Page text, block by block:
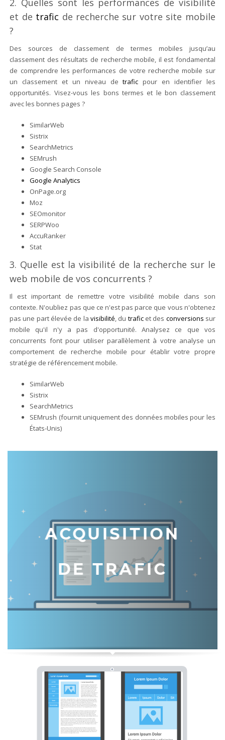
et de trafic de recherche sur votre site mobile
?
Des sources de classement de termes mobiles jusqu’au
classement des résultats de recherche mobile, il est fondamental
de comprendre les performances de votre recherche mobile sur
un classement et un niveau detrafic pour en identifier les
opportunités. Visez-vous les bons termes et le bon classement
avec les bonnes pages ?
SimilarWeb
Sistrix
SearchMetrics
SEMrush
Google Search Console
Google Analytics
OnPage.org
Moz
SEOmonitor
SERPWoo
AccuRanker
Stat
3. Quelle est la visibilité de la recherche sur le
web mobile de vos concurrents ?
Il est important de remettre votre visibilité mobile dans son
contexte. N'oubliez pas que ce n'est pas parce que vous n'obtenez
pas une part élevée de la visibilité , du traficet des conversions sur
mobile qu'il n'y a pas d'opportunité. Analysez ce que vos
concurrents font pour utiliser parallèlement à votre analyse un
comportement de recherche mobile pour établir votre propre
stratégie de référencement mobile.
SimilarWeb
Sistrix
SearchMetrics
SEMrush (fournit uniquement des données mobiles pour les
États-Unis)
ACQUISITION
DE TRAFIC